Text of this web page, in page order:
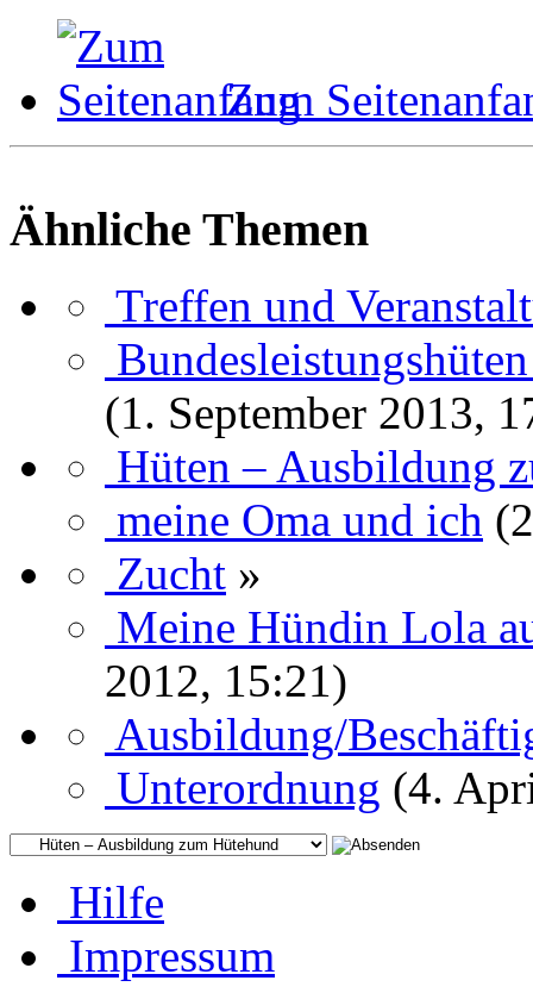
Zum
Ähnliche Themen
Treffen und
(1. September 2013,
Hüten – Ausbildung
meine Oma und ich
Zucht »
Meine Hündin Lola
2012, 15:21)
Ausbildung/
Unterordnung (4.
Hilfe
Impressum